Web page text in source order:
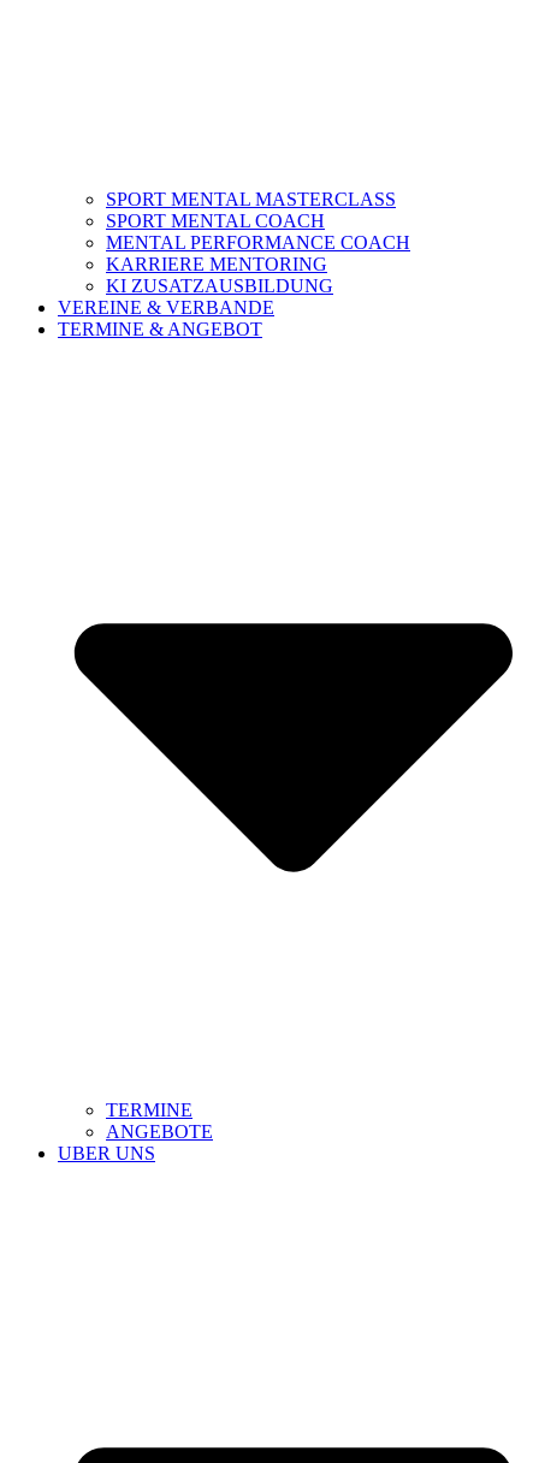
SPORT MENTAL MASTERCLASS
SPORT MENTAL COACH
MENTAL PERFORMANCE COACH
KARRIERE MENTORING
KI ZUSATZAUSBILDUNG
VEREINE & VERBANDE
TERMINE & ANGEBOT
TERMINE
ANGEBOTE
UBER UNS